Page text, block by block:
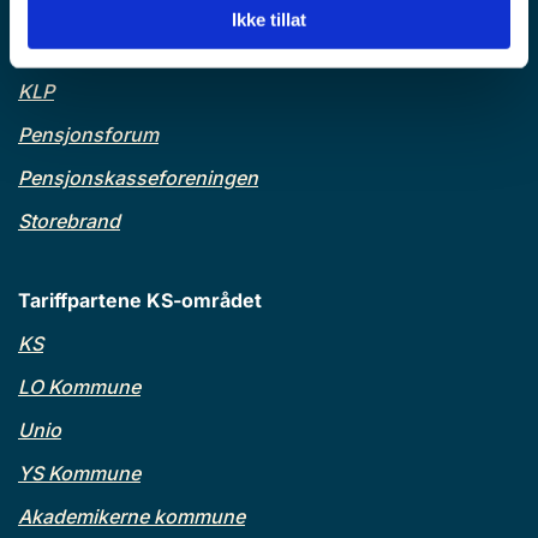
Ikke tillat
Finans Norge
KLP
Pensjonsforum
Pensjonskasseforeningen
Storebrand
Tariffpartene KS-området
KS
LO Kommune
Unio
YS Kommune
Akademikerne kommune